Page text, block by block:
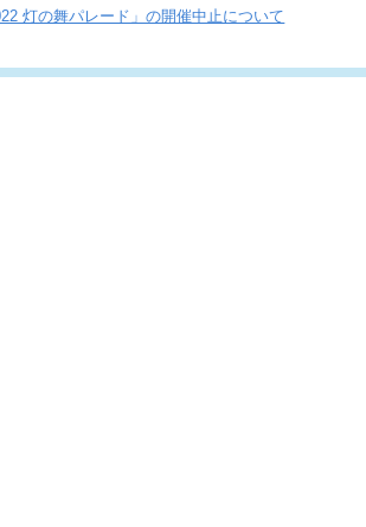
灯の舞パレード」の開催中止について